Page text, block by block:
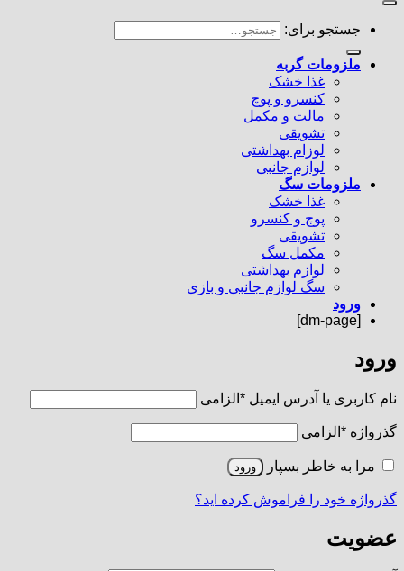
جستجو برای:
ملزومات گربه
غذا خشک
کنسرو و پوچ
مالت و مکمل
تشویقی
لوزام بهداشتی
لوازم جانبی
ملزومات سگ
غذا خشک
پوچ و کنسرو
تشویقی
مکمل سگ
لوازم بهداشتی
سگ لوازم جانبی و بازی
ورود
[dm-page]
ورود
نام کاربری یا آدرس ایمیل * الزامی
گذرواژه * الزامی
مرا به خاطر بسپار ورود
گذرواژه خود را فراموش کرده اید؟
عضویت